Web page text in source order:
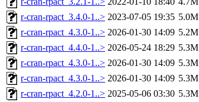
r-cran-rpact_3.4.0-1..> 2023-07-05 19:35 5.0M
r-cran-rpact_4.3.0-1..> 2026-01-30 14:09 5.2M
r-cran-rpact_4.4.0-1..> 2026-05-24 18:29 5.3M
r-cran-rpact_4.3.0-1..> 2026-01-30 14:09 5.3M
r-cran-rpact_4.3.0-1..> 2026-01-30 14:09 5.3M
r-cran-rpact_4.2.0-1..> 2025-05-06 03:30 5.3M